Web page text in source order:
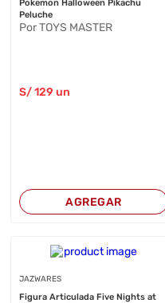
Pokemon Halloween Pikachu
Peluche
Por TOYS MASTER
S/129 un
AGREGAR
JAZWARES
Figura Articulada Five Nights at